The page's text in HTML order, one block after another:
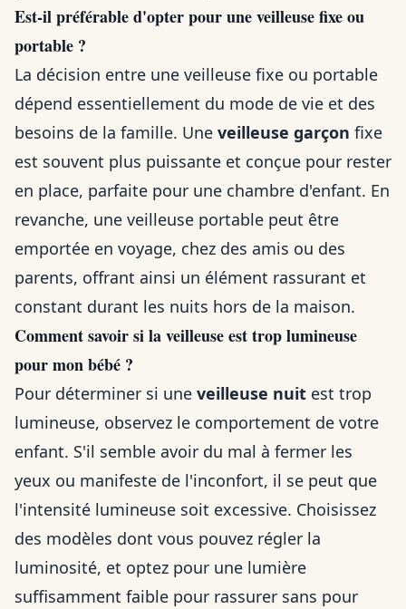
Est-il préférable d'opter pour une veilleuse fixe ou
portable ?
La décision entre une veilleuse fixe ou portable
dépend essentiellement du mode de vie et des
besoins de la famille. Une veilleuse garçon fixe
est souvent plus puissante et conçue pour rester
en place, parfaite pour une chambre d'enfant. En
revanche, une veilleuse portable peut être
emportée en voyage, chez des amis ou des
parents, offrant ainsi un élément rassurant et
constant durant les nuits hors de la maison.
Comment savoir si la veilleuse est trop lumineuse
pour mon bébé ?
Pour déterminer si une veilleuse nuit est trop
lumineuse, observez le comportement de votre
enfant. S'il semble avoir du mal à fermer les
yeux ou manifeste de l'inconfort, il se peut que
l'intensité lumineuse soit excessive. Choisissez
des modèles dont vous pouvez régler la
luminosité, et optez pour une lumière
suffisamment faible pour rassurer sans pour